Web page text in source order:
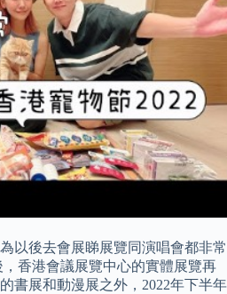
以後去會展睇展覽同演唱會都非常
香港會議展覽中心的實體展覽再
書展和動漫展之外，2022年下半年